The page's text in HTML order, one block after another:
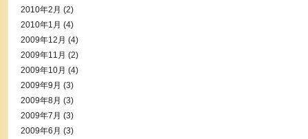
2010年2月 (2)
2010年1月 (4)
2009年12月 (4)
2009年11月 (2)
2009年10月 (4)
2009年9月 (3)
2009年8月 (3)
2009年7月 (3)
2009年6月 (3)